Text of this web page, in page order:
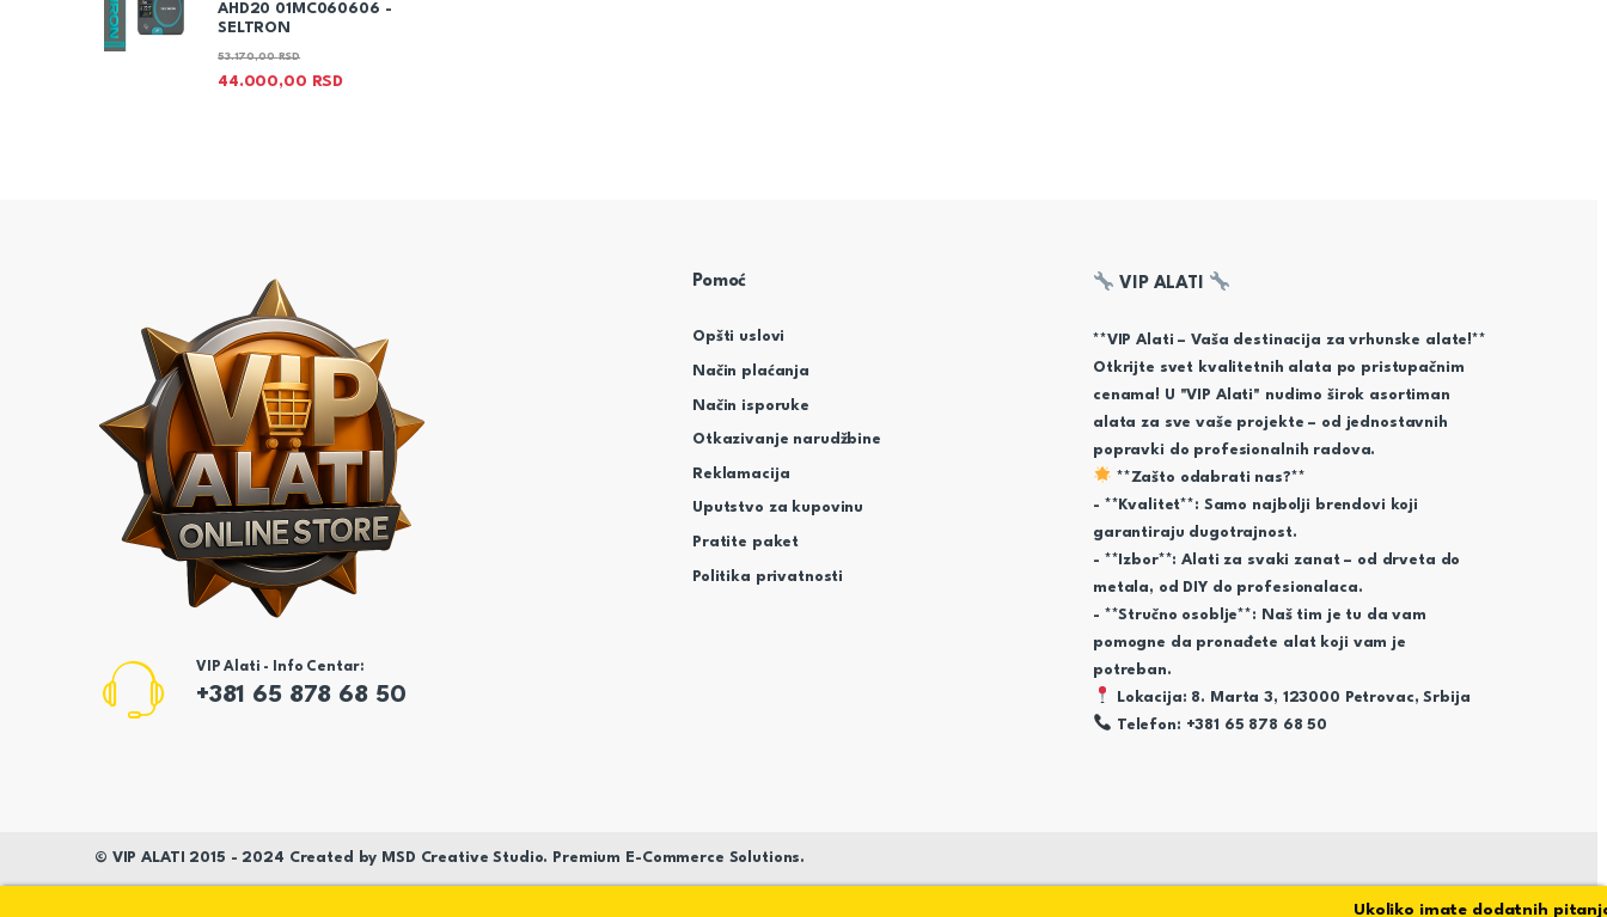
AHD20 01MC060606 -
SELTRON
44.000,00 RSD
53.170,00RSD
VIP Alati - Info Centar:
+381 65 878 68 50
Pomoć
Opšti uslovi
Način plaćanja
Način isporuke
Otkazivanje narudžbine
Reklamacija
Uputstvo za kupovinu
Pratite paket
Politika privatnosti
VIP ALATI
**VIP Alati – Vaša destinacija za vrhunske alate!**
Otkrijte svet kvalitetnih alata po pristupačnim
cenama! U "VIP Alati" nudimo širok asortiman
alata za sve vaše projekte – od jednostavnih
popravki do profesionalnih radova.
**Zašto odabrati nas?**
- **Kvalitet**: Samo najbolji brendovi koji
garantiraju dugotrajnost.
- **Izbor**: Alati za svaki zanat – od drveta do
metala, od DIY do profesionalaca.
- **Stručno osoblje**: Naš tim je tu da vam
pomogne da pronađete alat koji vam je
potreban.
Lokacija: 8. Marta 3, 123000 Petrovac, Srbija
Telefon: +381 65 878 68 50
© VIP ALATI 2015 - 2024 Created by MSD Creative Studio. Premium E-Commerce Solutions.
Ukoliko imate dodatnih pitanja